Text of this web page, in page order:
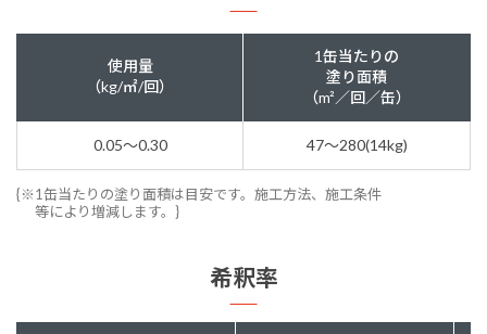
使用量
（kg/㎡/回）
1缶当たりの
塗り面積
（m²／回／缶）
0.05～0.30 47～280(14kg)
{※1缶当たりの塗り面積は目安です。施工方法、施工条件
等により増減します。}
希釈率